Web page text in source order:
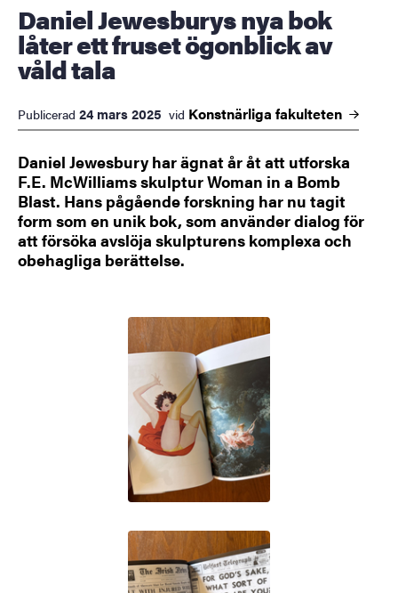
Daniel Jewesburys nya bok
låter ett fruset ögonblick av
våld tala
Publicerad 24 mars 2025 vid Konstnärliga fakulteten
Daniel Jewesbury har ägnat år åt att utforska
F.E. McWilliams skulptur Woman in a Bomb
Blast. Hans pågående forskning har nu tagit
form som en unik bok, som använder dialog för
att försöka avslöja skulpturens komplexa och
obehagliga berättelse.
Bild
Bild